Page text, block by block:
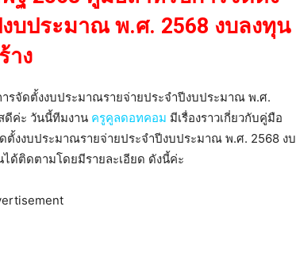
บประมาณ พ.ศ. 2568 งบลงทุน
าง
จัดตั้งงบประมาณรายจ่ายประจำปีงบประมาณ พ.ศ.
ดีค่ะ วันนี้ทีมงาน ครูคูลดอทคอม มีเรื่องราวเกี่ยวกับคู่มือ
งงบประมาณรายจ่ายประจำปีงบประมาณ พ.ศ. 2568 งบ
ด้ติดตามโดยมีรายละเอียด ดังนี้ค่ะ